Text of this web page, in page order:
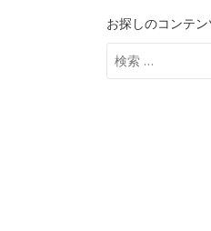
お探しのコンテ
検
索: